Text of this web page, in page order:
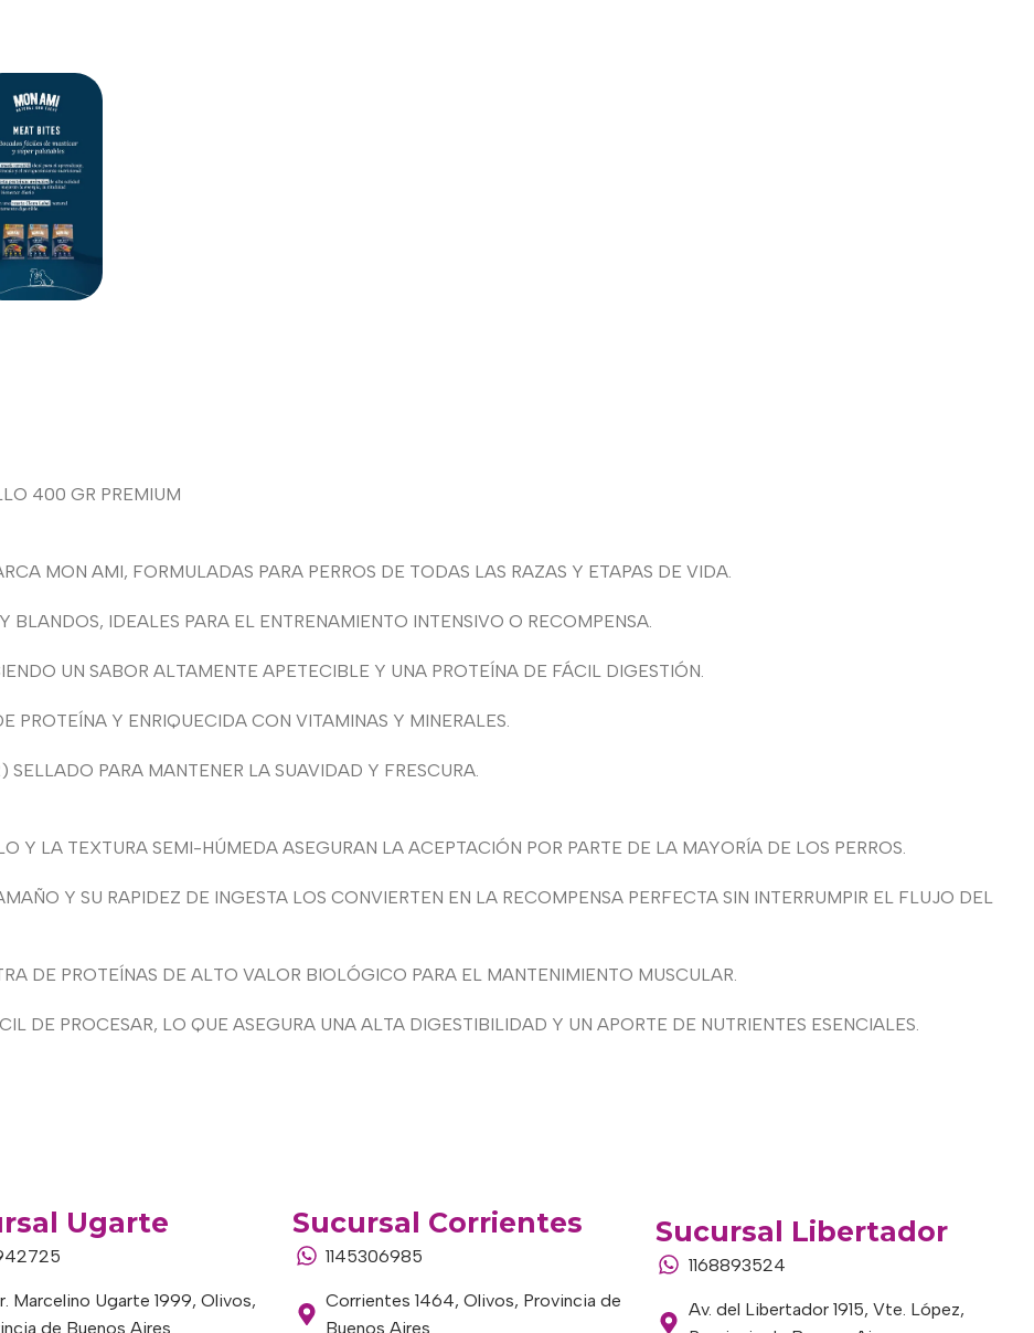
400 GR PREMIUM
MON AMI, FORMULADAS PARA PERROS DE TODAS LAS RAZAS Y ETAPAS DE VIDA.
IDEALES PARA EL ENTRENAMIENTO INTENSIVO O RECOMPENSA.
UN SABOR ALTAMENTE APETECIBLE Y UNA PROTEÍNA DE FÁCIL DIGESTIÓN.
PROTEÍNA Y ENRIQUECIDA CON VITAMINAS Y MINERALES.
PARA MANTENER LA SUAVIDAD Y FRESCURA.
Y LA TEXTURA SEMI-HÚMEDA ASEGURAN LA ACEPTACIÓN POR PARTE DE LA MAYORÍA DE LOS PERROS.
Y SU RAPIDEZ DE INGESTA LOS CONVIERTEN EN LA RECOMPENSA PERFECTA SIN INTERRUMPIR EL FLUJO DEL
DE PROTEÍNAS DE ALTO VALOR BIOLÓGICO PARA EL MANTENIMIENTO MUSCULAR.
DE PROCESAR, LO QUE ASEGURA UNA ALTA DIGESTIBILIDAD Y UN APORTE DE NUTRIENTES ESENCIALES.
Ugarte
Marcelino Ugarte 1999, Olivos,
de Buenos Aires
Sucursal Corrientes
1145306985
Corrientes 1464, Olivos, Provincia de
Buenos Aires
Sucursal Libertador
1168893524
Av. del Libertador 1915, Vte. López,